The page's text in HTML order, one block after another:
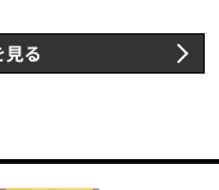
見る